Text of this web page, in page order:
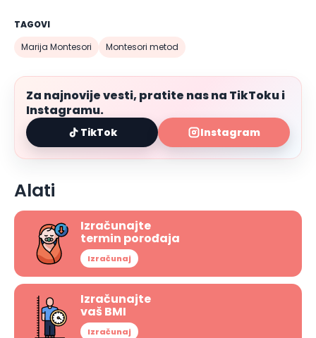
TAGOVI
Marija Montesori
Montesori metod
Za najnovije vesti, pratite nas na TikToku i
Instagramu.
TikTok Instagram
Alati
Izračunajte
termin porođaja
Izračunaj
Izračunajte
vaš BMI
Izračunaj